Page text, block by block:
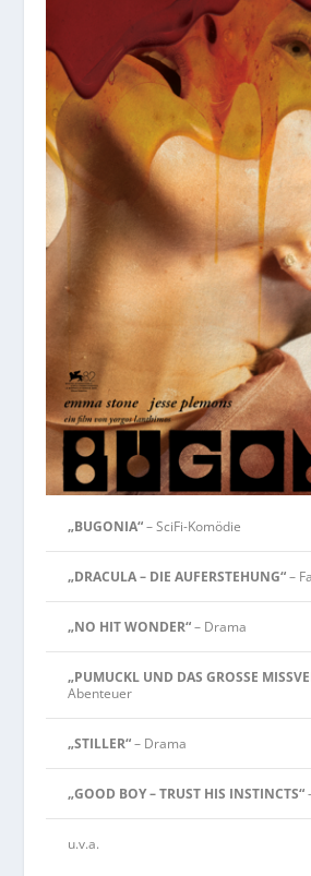
„BUGONIA“– SciFi-Komödie
„DRACULA – DIE AUFERSTEHUNG“–
„NO HIT WONDER“– Drama
„PUMUCKL UND DAS GROSSE
Abenteuer
„STILLER“– Drama
„GOOD BOY – TRUST HIS INSTINCTS“
u.v.a.